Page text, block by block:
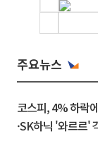
주요뉴스
코스피, 4% 하락
·SK하닉 '와르르'